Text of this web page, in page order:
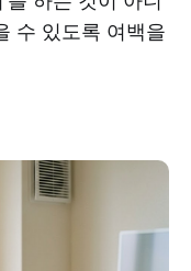
수 있도록 여백을